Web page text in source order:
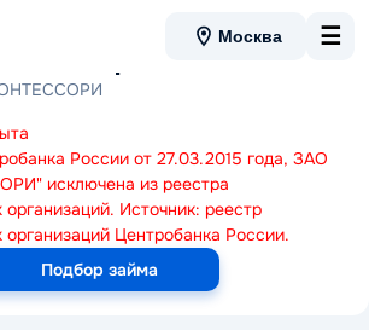
Москва ☰
России от 27.03.2015 года, ЗАО
исключена из реестра
Источник: реестр
Центробанка России.
Подбор займа